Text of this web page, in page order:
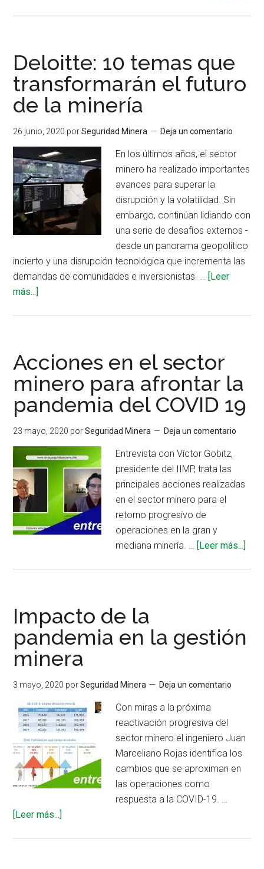
Deloitte: 10 temas que
transformarán el futuro
de la minería
26 junio, 2020 porSeguridad Minera Deja un comentario
En los últimos años, el sector
minero ha realizado importantes
avances para superar la
disrupción y la volatilidad. Sin
embargo, continúan lidiando con
una serie de desafíos externos -
desde un panorama geopolítico
incierto y una disrupción tecnológica que incrementa las
demandas de comunidades e inversionistas. … [Leer
más...]
temas
que
transformarán
el
futuro
de
la
minería
Acciones en el sector
minero para afrontar la
pandemia del COVID 19
23 mayo, 2020 porSeguridad Minera Deja un comentario
Entrevista con Víctor Gobitz,
presidente del IIMP, trata las
principales acciones realizadas
en el sector minero para el
retorno progresivo de
operaciones en la gran y
mediana minería. … [Leer más...]
Impacto de la
pandemia en la gestión
minera
3 mayo, 2020 porSeguridad Minera Deja un comentario
Con miras a la próxima
reactivación progresiva del
sector minero el ingeniero Juan
Marceliano Rojas identifica los
cambios que se aproximan en
las operaciones como
respuesta a la COVID-19. …
[Leer más...]